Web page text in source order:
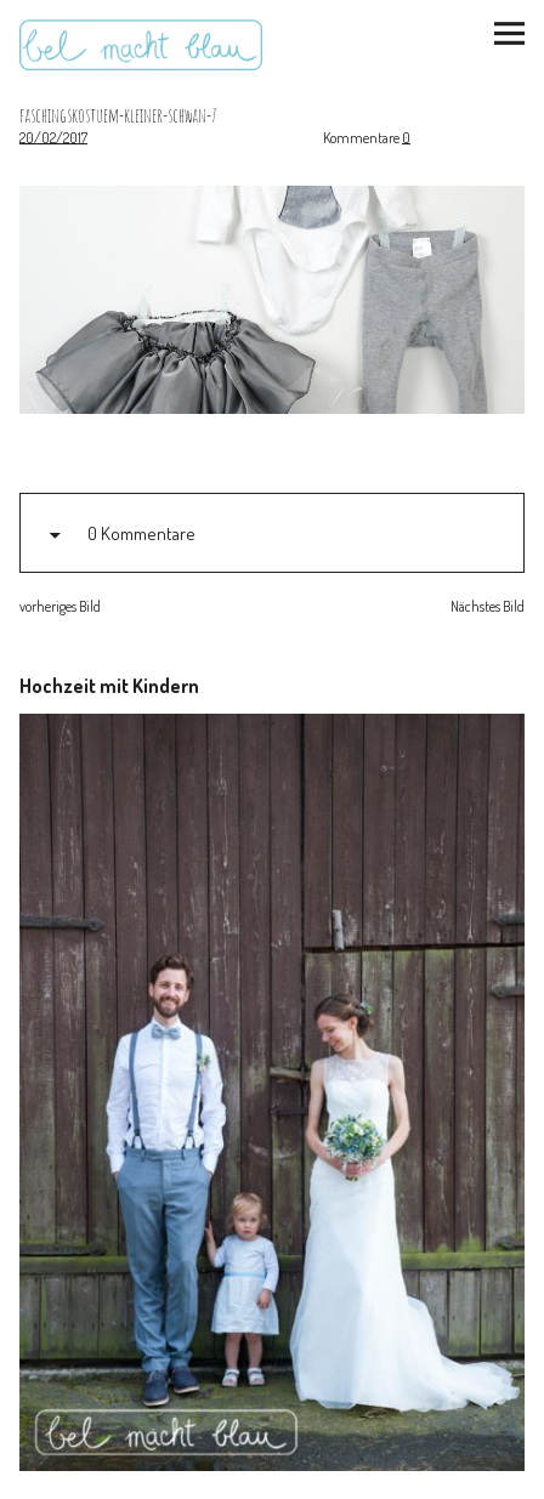
bloglovin
Feste feiern
Kinderzimmer
Mathe für Mamas
faschingskostuem-kleiner-schwan-7
20/02/2017 Kommentare 0
0 Kommentare
Nächstes Bild
vorheriges Bild
Hochzeit mit Kindern